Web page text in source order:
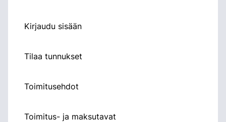
Kirjaudu sisään
Tilaa tunnukset
Toimitusehdot
Toimitus- ja maksutavat